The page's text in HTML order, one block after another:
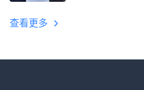
查看更多